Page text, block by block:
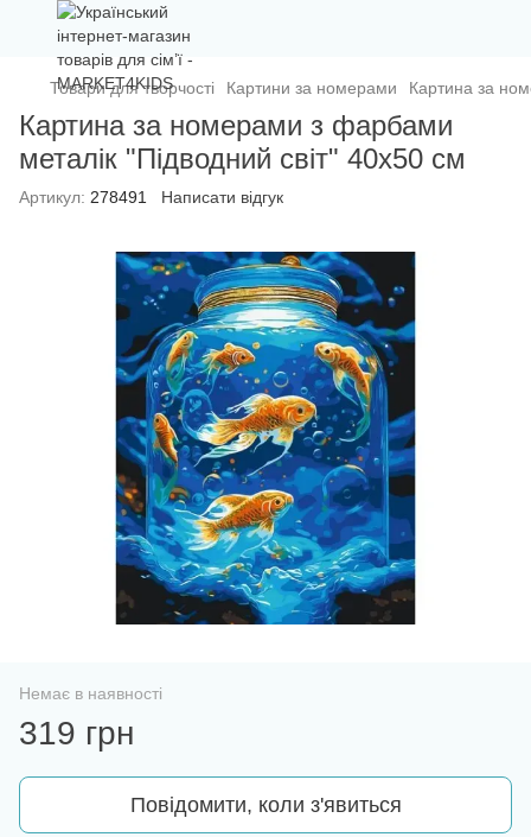
Товари для творчості Картини за номерами Картина за
Картина за номерами з фарбами
металік "Підводний світ" 40х50 см
Артикул: 278491 Написати відгук
Немає в наявності
319 грн
Повідомити, коли з'явиться